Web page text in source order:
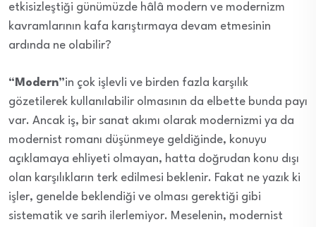
etkisizleştiği günümüzde hâlâ modern ve modernizm
kavramlarının kafa karıştırmaya devam etmesinin
ardında ne olabilir?
“Modern”in çok işlevli ve birden fazla karşılık
gözetilerek kullanılabilir olmasının da elbette bunda payı
var. Ancak iş, bir sanat akımı olarak modernizmi ya da
modernist romanı düşünmeye geldiğinde, konuyu
açıklamaya ehliyeti olmayan, hatta doğrudan konu dışı
olan karşılıkların terk edilmesi beklenir. Fakat ne yazık ki
işler, genelde beklendiği ve olması gerektiği gibi
sistematik ve sarih ilerlemiyor. Meselenin, modernist